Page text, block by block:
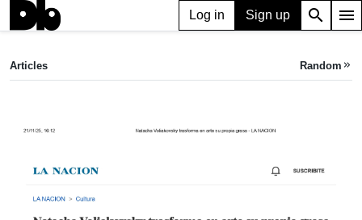
Log in Sign up search menu
Natacha Voliakovsky transforma en arte su propia grasa
Articles Random keyboard_double_arrow_right